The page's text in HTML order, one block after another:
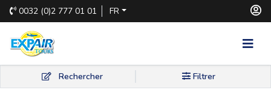
0032 (0)2 777 01 01 FR
Rechercher Filtrer